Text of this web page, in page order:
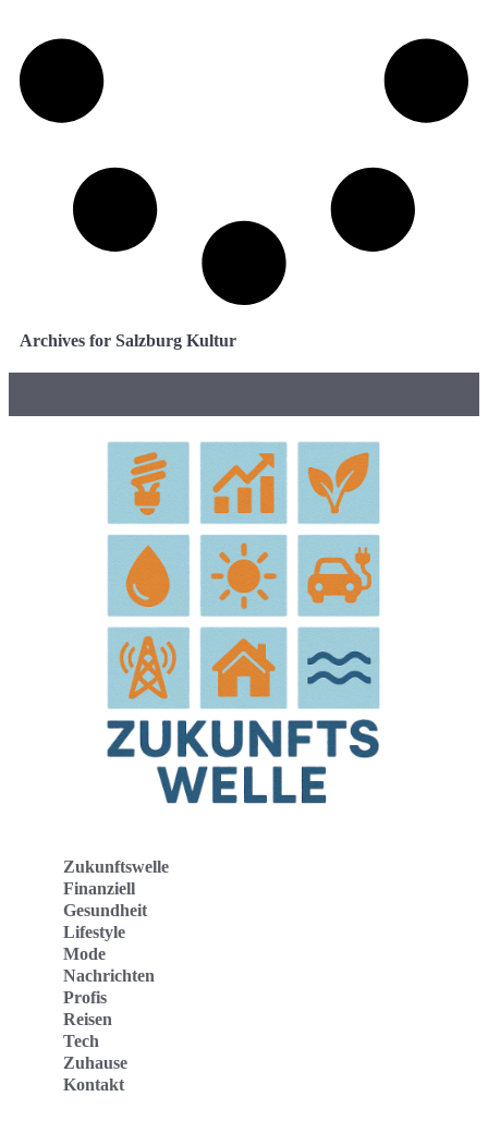
Archives for Salzburg Kultur
Zukunftswelle
Finanziell
Gesundheit
Lifestyle
Mode
Nachrichten
Profis
Reisen
Tech
Zuhause
Kontakt